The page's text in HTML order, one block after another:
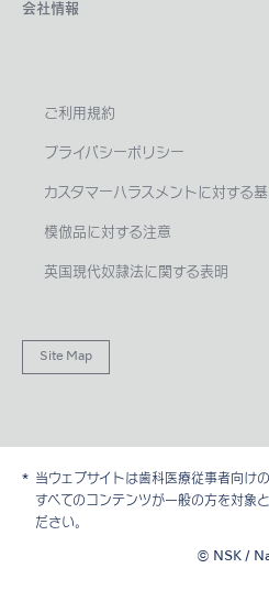
会社情報
ご利用規約
プライバシーポリシー
カスタマーハラスメントに対する
模倣品に対する注意
英国現代奴隷法に関する表明
Site Map
当ウェブサイトは歯科医療従事者向け
すべてのコンテンツが一般の方を対象
ださい。
© NSK /